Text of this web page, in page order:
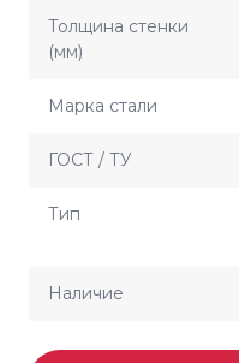
Толщина стенки
(мм)
Марка стали
ГОСТ / ТУ
Тип
Наличие